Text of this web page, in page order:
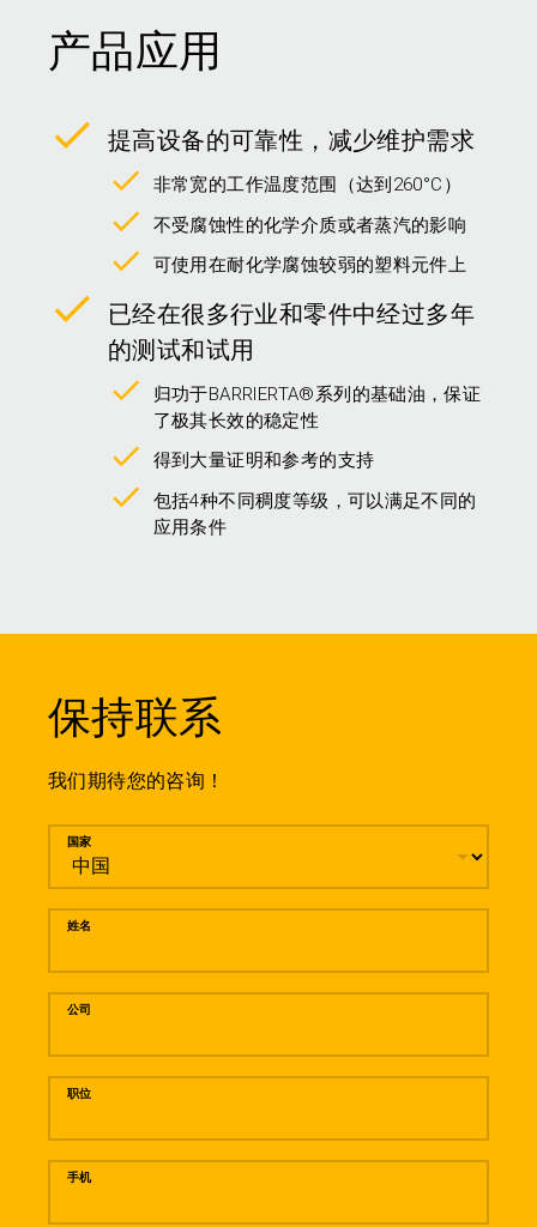
产品应用
提高设备的可靠性，减少维护需求
非常宽的工作温度范围（达到260°C）
不受腐蚀性的化学介质或者蒸汽的影响
可使用在耐化学腐蚀较弱的塑料元件上
已经在很多行业和零件中经过多年
的测试和试用
归功于BARRIERTA®系列的基础油，保证
了极其长效的稳定性
得到大量证明和参考的支持
包括4种不同稠度等级，可以满足不同的
应用条件
保持联系
我们期待您的咨询！
留言
国家
姓名
公司
职位
手机